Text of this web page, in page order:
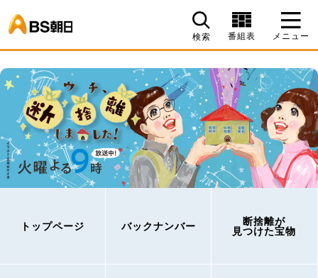
検索 番組表 メニュー
トップページ バックナンバー
断捨離が
見つけた宝物